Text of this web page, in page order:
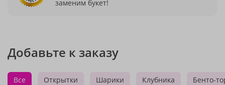
заменим букет!
Добавьте к заказу
Все Открытки Шарики Клубника Бенто-